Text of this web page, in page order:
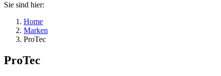
Sie sind hier:
Home
Marken
ProTec
ProTec